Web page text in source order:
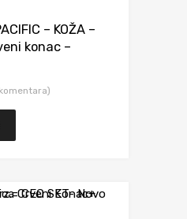
– KOŽA –
konac –